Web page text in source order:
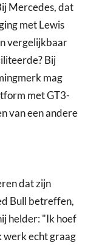
Mercedes, dat
met Lewis
vergelijkbaar
Bij
mag
met GT3-
van een andere
dat zijn
Bull betreffen,
helder: "Ik hoef
werk echt graag